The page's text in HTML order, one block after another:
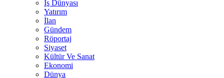
İş Dünyası
Yatırım
İlan
Gündem
Röportaj
Siyaset
Kültür Ve Sanat
Ekonomi
Dünya